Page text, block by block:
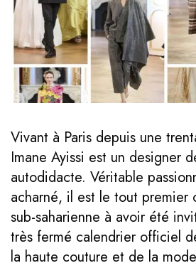
Vivant à Paris depuis une
Imane Ayissi est un designer
autodidacte. Véritable
acharné, il est le tout premier
sub-saharienne à avoir été
très fermé calendrier officiel
la haute couture et de la